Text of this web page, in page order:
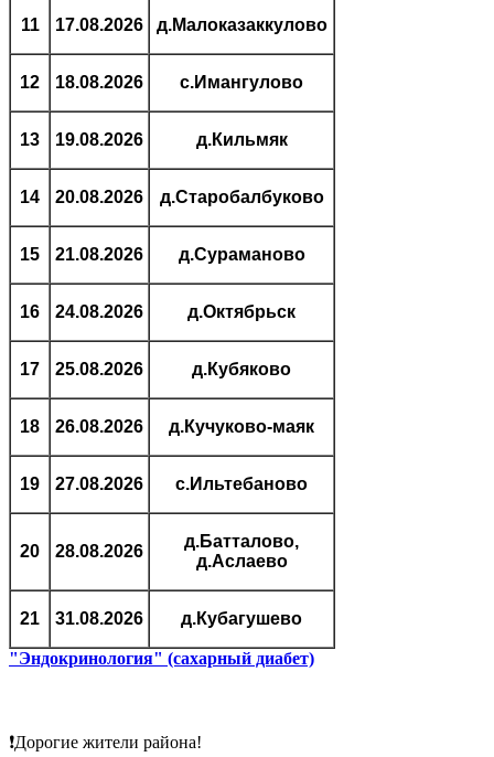
11 17.08.2026 д.Малоказаккулово
12 18.08.2026 с.Имангулово
13 19.08.2026 д.Кильмяк
14 20.08.2026 д.Старобалбуково
15 21.08.2026 д.Сураманово
16 24.08.2026 д.Октябрьск
17 25.08.2026 д.Кубяково
18 26.08.2026 д.Кучуково-маяк
19 27.08.2026 с.Ильтебаново
20 28.08.2026
д.Батталово,
д.Аслаево
21 31.08.2026 д.Кубагушево
"Эндокринология" (сахарный диабет)
❗Дорогие жители района!